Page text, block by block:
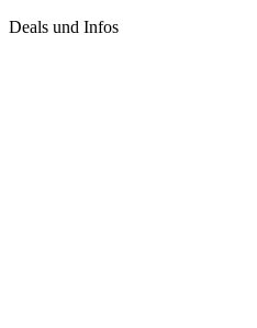
Deals und Infos